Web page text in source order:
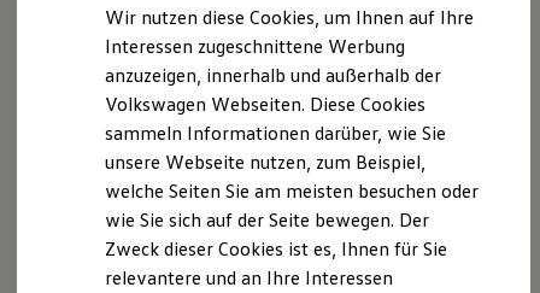
VW Connect für Ihren ID. Buzz
VW Connect für Ihren Transporter/Caravelle
VW Connect für Ihren Amarok
VW Connect für andere Modelle
Connect Pro
Fleet Interface Data
Multistop Pathfinder
Übersicht Software Updates
Hilfreiches für Besitzer
Fahrerassistenz- und Sicherheitssysteme
Kontrollleuchten
Kurzfahrprofile und Ölverdünnung
Verbraucherstreitbeilegungsgesetz (VSBG)
„Wir sind zur Teilnahme an einem
Streitbeilegungsverfahren vor einer
Verbraucherschlichtungsstelle weder bereit noch dazu
Datenschutzerklärung
Wir nutzen diese Cookies, um Ihnen auf Ihre
Interessen zugeschnittene Werbung
anzuzeigen, innerhalb und außerhalb der
Volkswagen Webseiten. Diese Cookies
sammeln Informationen darüber, wie Sie
unsere Webseite nutzen, zum Beispiel,
welche Seiten Sie am meisten besuchen oder
wie Sie sich auf der Seite bewegen. Der
Zweck dieser Cookies ist es, Ihnen für Sie
relevantere und an Ihre Interessen